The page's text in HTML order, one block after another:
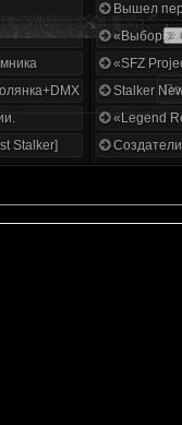
1.3.5.ООП.МА.К.
Stalker]
Вышел
«Выбор» -
«SFZ
Stalker
«Legend
Создатели